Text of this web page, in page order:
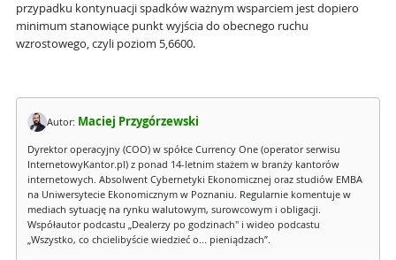
przypadku kontynuacji spadków ważnym wsparciem jest dopiero
minimum stanowiące punkt wyjścia do obecnego ruchu
wzrostowego, czyli poziom 5,6600.
Autor: Maciej Przygórzewski
Dyrektor operacyjny (COO) w spółce Currency One (operator serwisu
InternetowyKantor.pl) z ponad 14-letnim stażem w branży kantorów
internetowych. Absolwent Cybernetyki Ekonomicznej oraz studiów EMBA
na Uniwersytecie Ekonomicznym w Poznaniu. Regularnie komentuje w
mediach sytuację na rynku walutowym, surowcowym i obligacji.
Współautor podcastu „Dealerzy po godzinach" i wideo podcastu
„Wszystko, co chcielibyście wiedzieć o... pieniądzach”.